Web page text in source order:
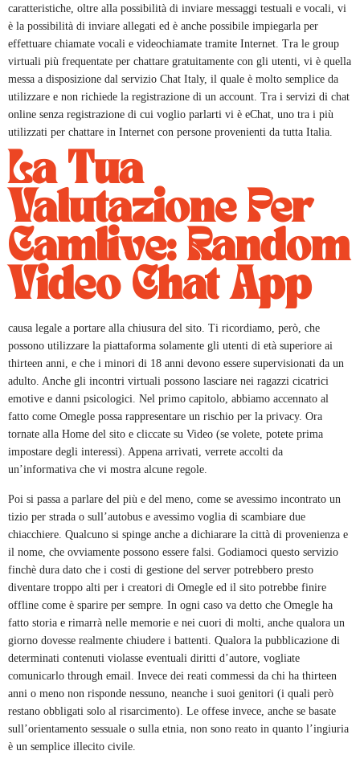
caratteristiche, oltre alla possibilità di inviare messaggi testuali e vocali, vi
è la possibilità di inviare allegati ed è anche possibile impiegarla per
effettuare chiamate vocali e videochiamate tramite Internet. Tra le group
virtuali più frequentate per chattare gratuitamente con gli utenti, vi è quella
messa a disposizione dal servizio Chat Italy, il quale è molto semplice da
utilizzare e non richiede la registrazione di un account. Tra i servizi di chat
online senza registrazione di cui voglio parlarti vi è eChat, uno tra i più
utilizzati per chattare in Internet con persone provenienti da tutta Italia.
La Tua
Valutazione Per
Camlive: Random
Video Chat App
causa legale a portare alla chiusura del sito. Ti ricordiamo, però, che
possono utilizzare la piattaforma solamente gli utenti di età superiore ai
thirteen anni, e che i minori di 18 anni devono essere supervisionati da un
adulto. Anche gli incontri virtuali possono lasciare nei ragazzi cicatrici
emotive e danni psicologici. Nel primo capitolo, abbiamo accennato al
fatto come Omegle possa rappresentare un rischio per la privacy. Ora
tornate alla Home del sito e cliccate su Video (se volete, potete prima
impostare degli interessi). Appena arrivati, verrete accolti da
un’informativa che vi mostra alcune regole.
Poi si passa a parlare del più e del meno, come se avessimo incontrato un
tizio per strada o sull’autobus e avessimo voglia di scambiare due
chiacchiere. Qualcuno si spinge anche a dichiarare la città di provenienza e
il nome, che ovviamente possono essere falsi. Godiamoci questo servizio
finchè dura dato che i costi di gestione del server potrebbero presto
diventare troppo alti per i creatori di Omegle ed il sito potrebbe finire
offline come è sparire per sempre. In ogni caso va detto che Omegle ha
fatto storia e rimarrà nelle memorie e nei cuori di molti, anche qualora un
giorno dovesse realmente chiudere i battenti. Qualora la pubblicazione di
determinati contenuti violasse eventuali diritti d’autore, vogliate
comunicarlo through email. Invece dei reati commessi da chi ha thirteen
anni o meno non risponde nessuno, neanche i suoi genitori (i quali però
restano obbligati solo al risarcimento). Le offese invece, anche se basate
sull’orientamento sessuale o sulla etnia, non sono reato in quanto l’ingiuria
è un semplice illecito civile.